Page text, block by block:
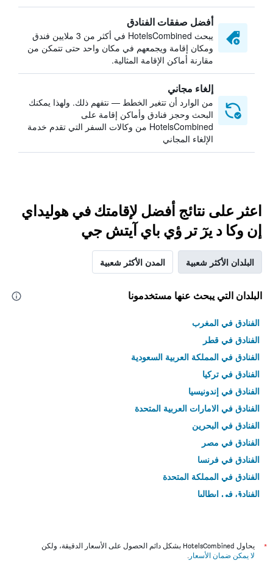
أفضل صفقات الفنادق
يبحث HotelsCombined في أكثر من 3 ملايين فندق
ومكان إقامة ويجمعهم في مكان واحد حتى تتمكن من
مقارنة أماكن الإقامة المثالية.
إلغاء مجاني
من الوارد أن تتغير الخطط — نتفهم ذلك. ولهذا يمكنك
البحث وحجز فنادق وأماكن إقامة على
HotelsCombined من وكالات السفر التي تقدم خدمة
الإلغاء المجاني
اعثر على نتائج أفضل لإقامتك في هوليداي
إن وكا د يرٓ تر ؤي باي آيتش جي
البلدان الأكثر شعبية المدن الأكثر شعبية
البلدان التي يبحث عنها مستخدمونا
الفنادق في المغرب
الفنادق في قطر
الفنادق في المملكة العربية السعودية
الفنادق في تركيا
الفنادق في إندونيسيا
الفنادق في الامارات العربية المتحدة
الفنادق في البحرين
الفنادق في مصر
الفنادق في فرنسا
الفنادق في المملكة المتحدة
الفنادق في إيطاليا
*
يحاول HotelsCombined بشكل دائم الحصول على الأسعار الدقيقة، ولكن
لا يمكن ضمان الأسعار .